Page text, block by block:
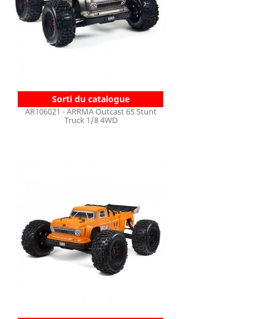
Sorti du catalogue
AR106021 - ARRMA Outcast 6S Stunt
Truck 1/8 4WD